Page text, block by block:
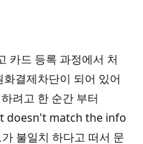
카드 등록 과정에서 처
결제차단이 되어 있어
려고 한 순간 부터
doesn't match the info
불일치 하다고 떠서 문